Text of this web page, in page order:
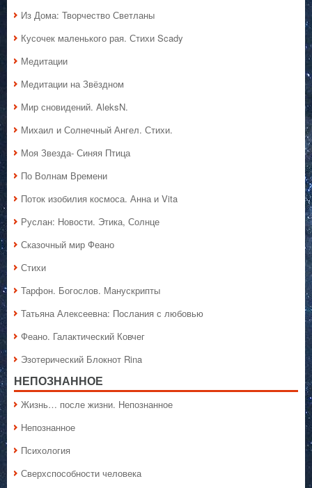
Из Дома: Творчество Светланы
Кусочек маленького рая. Стихи Scady
Медитации
Медитации на Звёздном
Мир сновидений. AleksN.
Михаил и Солнечный Ангел. Стихи.
Моя Звезда- Синяя Птица
По Волнам Времени
Поток изобилия космоса. Анна и Vita
Руслан: Новости. Этика, Солнце
Сказочный мир Феано
Стихи
Тарфон. Богослов. Манускрипты
Татьяна Алексеевна: Послания с любовью
Феано. Галактический Ковчег
Эзотерический Блокнот Rina
НЕПОЗНАННОЕ
Жизнь… после жизни. Непознанное
Непознанное
Психология
Сверхспособности человека